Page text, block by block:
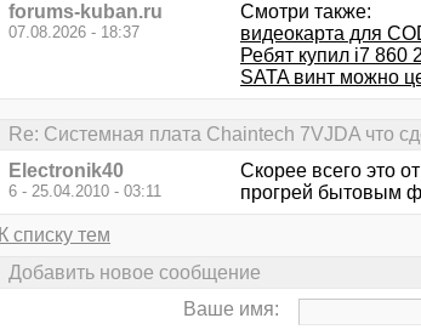
forums-kuban.ru
07.08.2026 - 18:37
Смотри также:
видеокарта для
Ребят купил i7 860
SATA винт можно
Re: Системная плата Chaintech 7VJDA что
Electronik40
6 - 25.04.2010 - 03:11
Скорее всего это
прогрей бытовым
К списку тем
Добавить новое сообщение
Ваше имя: